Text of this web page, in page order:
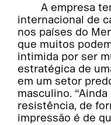
A empresa
internacional de
nos países do
que muitos
intimida por ser
estratégica de
em um setor
masculino.
resistência, de
impressão é de